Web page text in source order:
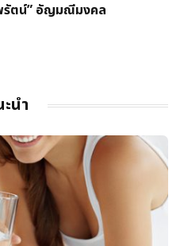
รัตน์” อัญมณีมงคล
นำ